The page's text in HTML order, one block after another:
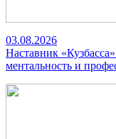
03.08.2026
Наставник
ментальность и